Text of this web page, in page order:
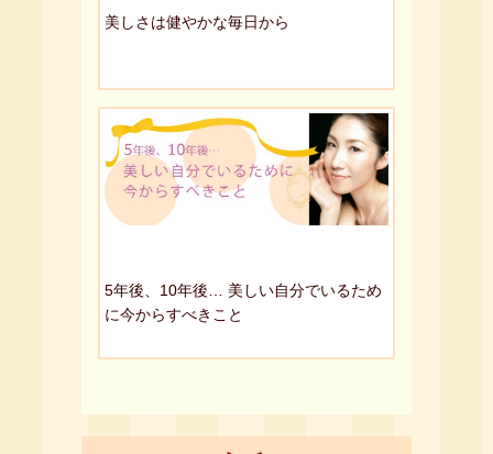
美しさは健やかな毎日から
5年後、10年後… 美しい自分でいるため
に今からすべきこと